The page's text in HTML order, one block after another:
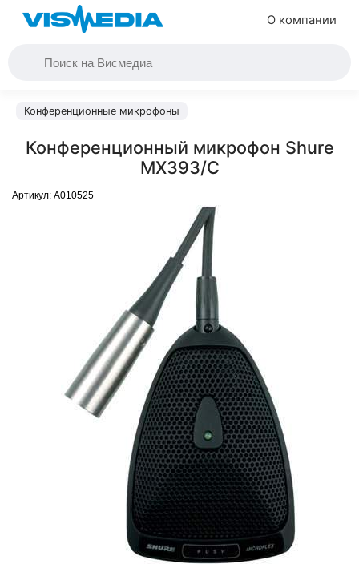
О компании
Конференционные микрофоны
Конференционный микрофон Shure
MX393/C
Артикул: A010525